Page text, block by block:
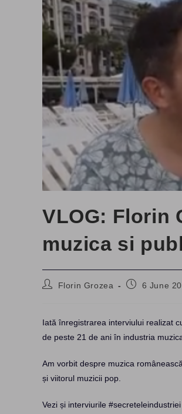
VLOG: Florin
muzica si
PostFlorin Grozea
Post6 June
Iată înregistrarea interviului realizat
de peste 21 de ani în industria
Am vorbit despre muzica
și viitorul muzicii pop.
Vezi și interviurile